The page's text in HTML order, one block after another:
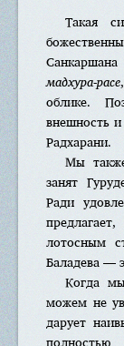
Такая
мадхура-расе
облике.
внешность
Радхарани.
Мы
занят
Ради
лотосным
Баладева —
Когда
можем не
дарует